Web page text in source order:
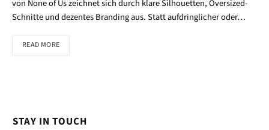
von None of Us zeichnet sich durch klare Silhouetten, Oversized-
Schnitte und dezentes Branding aus. Statt aufdringlicher oder…
READ MORE
STAY IN TOUCH